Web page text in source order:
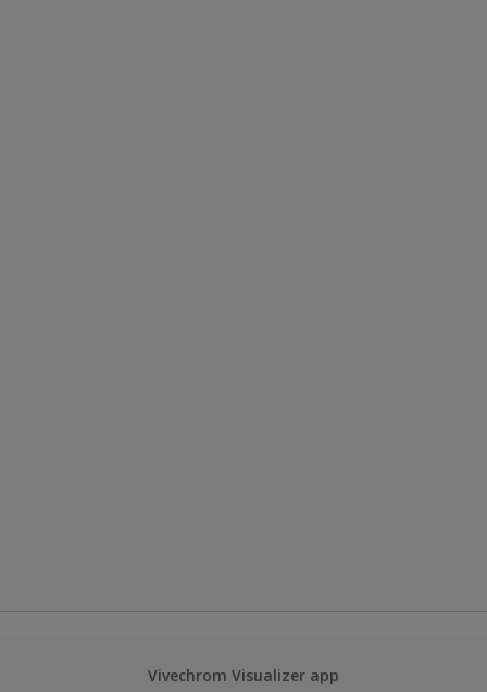
Vivechrom Visualizer app